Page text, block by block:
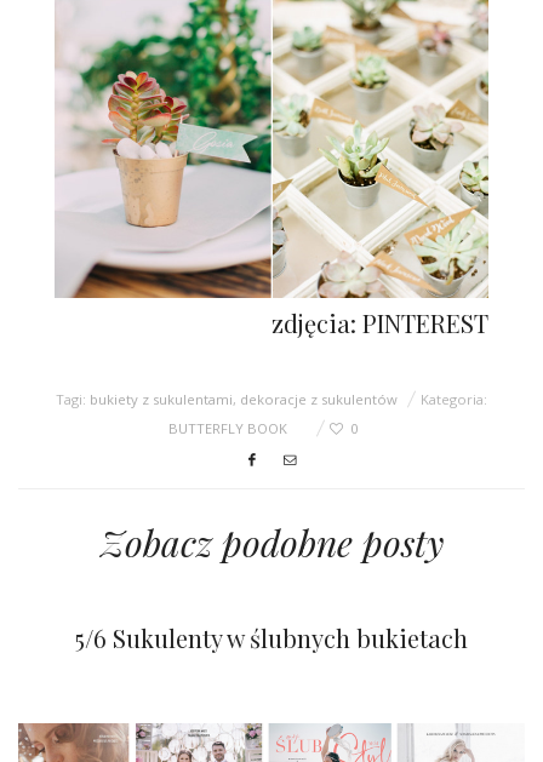
zdjęcia: PINTEREST
Tagi: bukiety z sukulentami, dekoracje z sukulentów
Kategoria:
BUTTERFLY BOOK
0
Zobacz podobne posty
Wszechstronne sukulenty
5/6 Sukulenty w ślubnych bukietach